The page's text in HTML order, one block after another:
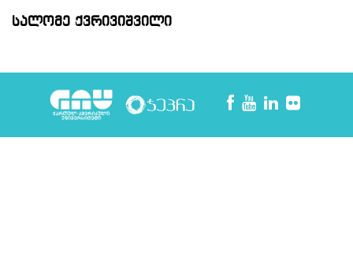
სალომე ქვრივიშვილი